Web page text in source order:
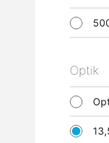
Optik